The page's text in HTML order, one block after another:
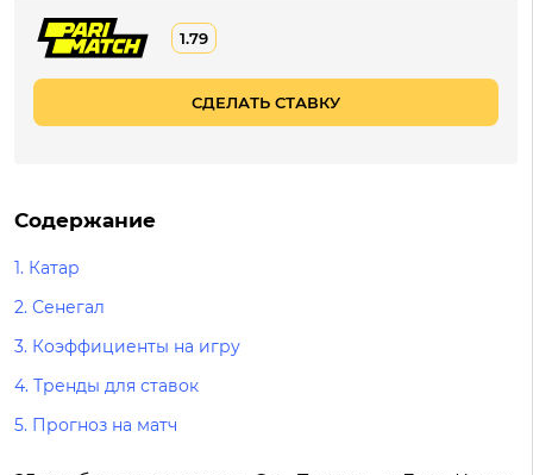
1.79
СДЕЛАТЬ СТАВКУ
Содержание
1. Катар
2. Сенегал
3. Коэффициенты на игру
4. Тренды для ставок
5. Прогноз на матч